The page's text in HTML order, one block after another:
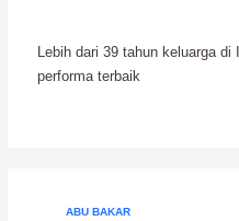
Lebih dari 39 tahun keluarga
performa terbaik
ABU BAKAR